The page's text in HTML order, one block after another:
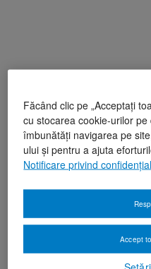
Făcând clic pe „Acceptați
cu stocarea cookie-urilor
îmbunătăți navigarea pe
ului și pentru a ajuta
Notificare privind
Accept